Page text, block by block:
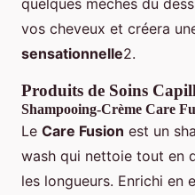
vos cheveux et créera
sensationnelle2.
Produits de Soins
Shampooing-Crème Care
Le Care Fusion est un
wash qui nettoie tout en
les longueurs. Enrichi en